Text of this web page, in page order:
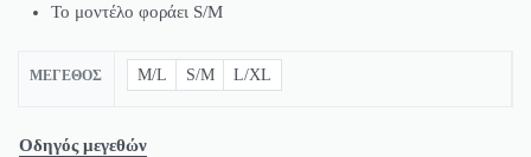
Το μοντέλο φοράει S/M
ΜΈΓΕΘΟΣ M/L S/M L/XL
Οδηγός μεγεθών